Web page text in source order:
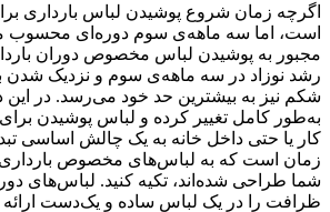
اگرچه زمان شروع پوشیدن لباس بارداری
است، اما سه ماهه‌ی سوم دوره‌ای محسوب
مجبور به پوشیدن لباس‌ مخصوص دوران
رشد نوزاد در سه ماهه‌ی سوم و نزدیک شدن
شکم نیز به بیشترین حد خود می‌رسد. در این
به‌طور کامل تغییر کرده و لباس پوشیدن
کار یا حتی داخل خانه به یک چالش اساسی
زمان است که به لباس‌های مخصوص
شما طراحی شده‌اند، تکیه کنید. لباس‌های
ظرافت را در یک لباس ساده و یک‌دست ارائه